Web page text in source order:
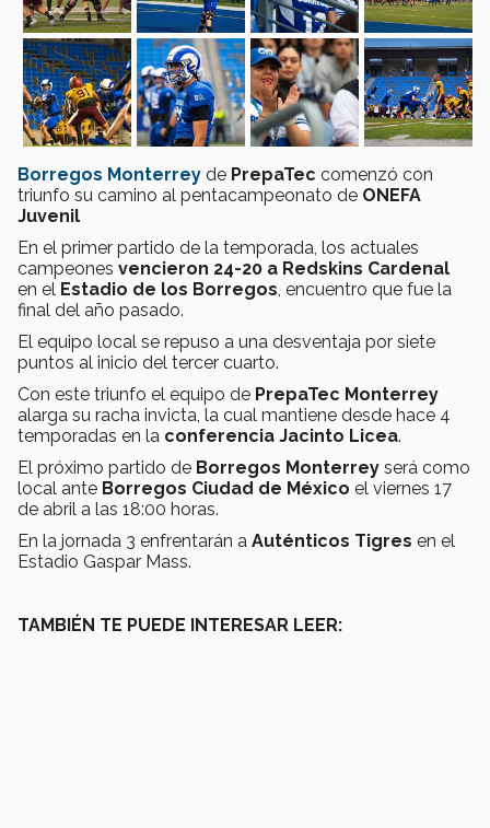
Borregos Monterrey de PrepaTec comenzó con
triunfo su camino al pentacampeonato de ONEFA
Juvenil
En el primer partido de la temporada, los actuales
campeones vencieron 24-20 a Redskins Cardenal
en el Estadio de los Borregos , encuentro que fue la
final del año pasado.
El equipo local se repuso a una desventaja por siete
puntos al inicio del tercer cuarto.
Con este triunfo el equipo de PrepaTec Monterrey
alarga su racha invicta, la cual mantiene desde hace 4
temporadas en la conferencia Jacinto Licea.
El próximo partido de Borregos Monterrey será como
local ante Borregos Ciudad de México el viernes 17
de abril a las 18:00 horas.
En la jornada 3 enfrentarán a Auténticos Tigres en el
Estadio Gaspar Mass.
TAMBIÉN TE PUEDE INTERESAR LEER: